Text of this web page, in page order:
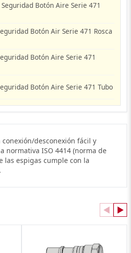
Botón Aire Serie 471
Botón Air Serie 471 Rosca
Botón Aire Serie 471
Botón Aire Serie 471 Tubo
desconexión fácil y
normativa ISO 4414 (norma de
las espigas cumple con la
◀ ▶